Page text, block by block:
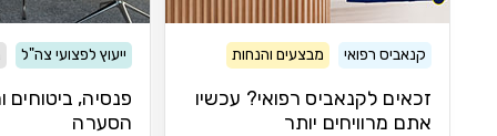
קנאביס רפואי מבצעים והנחות
זכאים לקנאביס רפואי? עכשיו
אתם מרוויחים יותר
ייעוץ לפצועי צה"ל
פנסיה, ביטוחים
הסערה